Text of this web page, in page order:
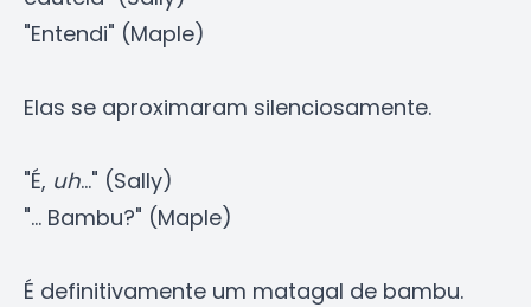
"Entendi" (Maple)
Elas se aproximaram silenciosamente.
"É, uh..." (Sally)
"... Bambu?" (Maple)
É definitivamente um matagal de bambu.